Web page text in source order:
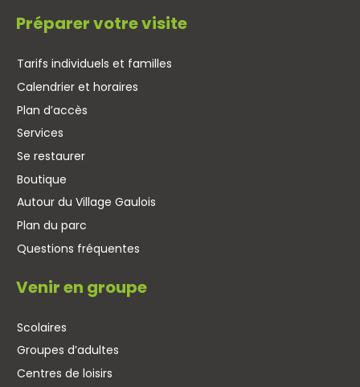
Préparer votre visite
Tarifs individuels et familles
Calendrier et horaires
Plan d’accès
Services
Se restaurer
Boutique
Autour du Village Gaulois
Plan du parc
Questions fréquentes
Venir en groupe
Scolaires
Groupes d’adultes
Centres de loisirs